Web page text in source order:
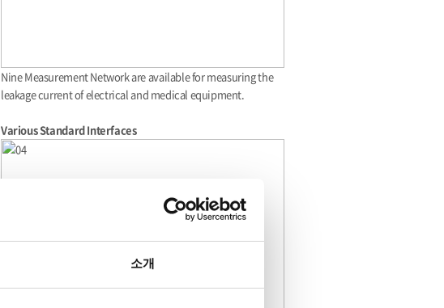
소개
Nine Measurement Network are available for measuring the
leakage current of electrical and medical equipment.
Various Standard Interfaces